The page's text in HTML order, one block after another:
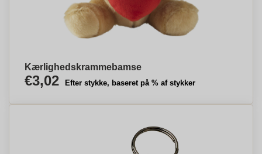
Kærlighedskrammebamse
€3,02 Efter stykke, baseret på % af stykker